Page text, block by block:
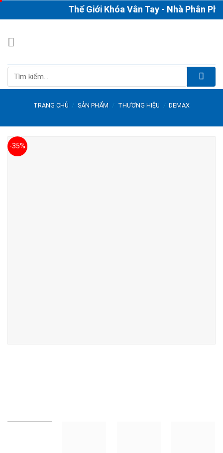
to
Thế Giới Khóa Vân Tay - Nhà Phân Phối
Tìm
TRANG CHỦ / SẢN PHẨM / THƯƠNG HIỆU / DEMAX
-35%